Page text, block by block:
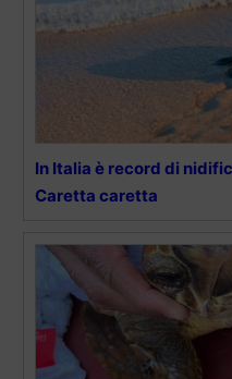
In Italia è record di
Caretta caretta